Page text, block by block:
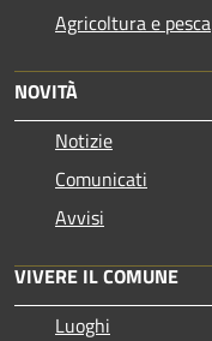
Agricoltura e pesca
NOVITÀ
Notizie
Comunicati
Avvisi
VIVERE IL COMUNE
Luoghi